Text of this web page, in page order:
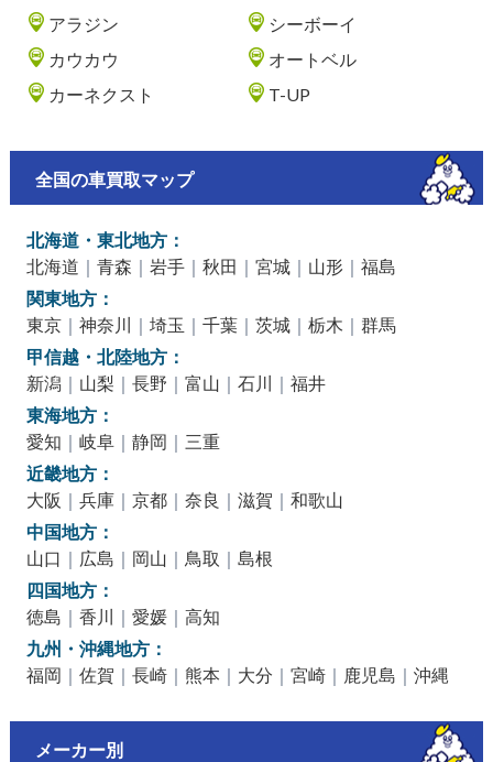
アラジン
シーボーイ
カウカウ
オートベル
カーネクスト
T-UP
全国の車買取マップ
北海道・東北地方：
北海道 ｜ 青森 ｜ 岩手｜ 秋田 ｜ 宮城｜ 山形｜ 福島
関東地方：
東京｜ 神奈川 ｜ 埼玉 ｜ 千葉｜ 茨城｜ 栃木 ｜ 群馬
甲信越・北陸地方：
新潟 ｜ 山梨 ｜ 長野 ｜ 富山 ｜ 石川 ｜ 福井
東海地方：
愛知 ｜ 岐阜 ｜ 静岡 ｜ 三重
近畿地方：
大阪 ｜ 兵庫｜ 京都｜ 奈良 ｜ 滋賀 ｜ 和歌山
中国地方：
山口 ｜ 広島 ｜ 岡山 ｜ 鳥取 ｜ 島根
四国地方：
徳島 ｜ 香川 ｜ 愛媛｜ 高知
九州・沖縄地方：
福岡 ｜ 佐賀 ｜ 長崎｜ 熊本 ｜ 大分 ｜ 宮崎｜ 鹿児島 ｜ 沖縄
メーカー別